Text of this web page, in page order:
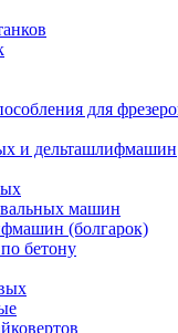
для
и дельташлифмашин
машин
(болгарок)
бетону